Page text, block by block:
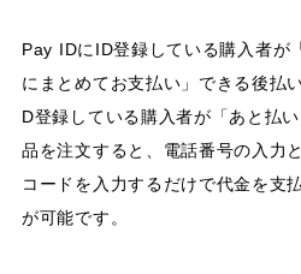
Pay IDにID登録している購入者が
にまとめてお支払い」できる後払
D登録している購入者が「あと払
品を注文すると、電話番号の入力
コードを入力するだけで代金を支
が可能です。